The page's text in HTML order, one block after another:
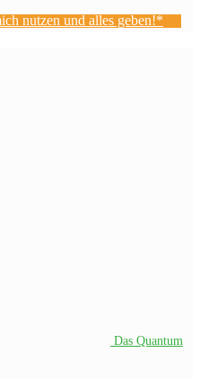
nutzen und alles geben!*
Das Quantum